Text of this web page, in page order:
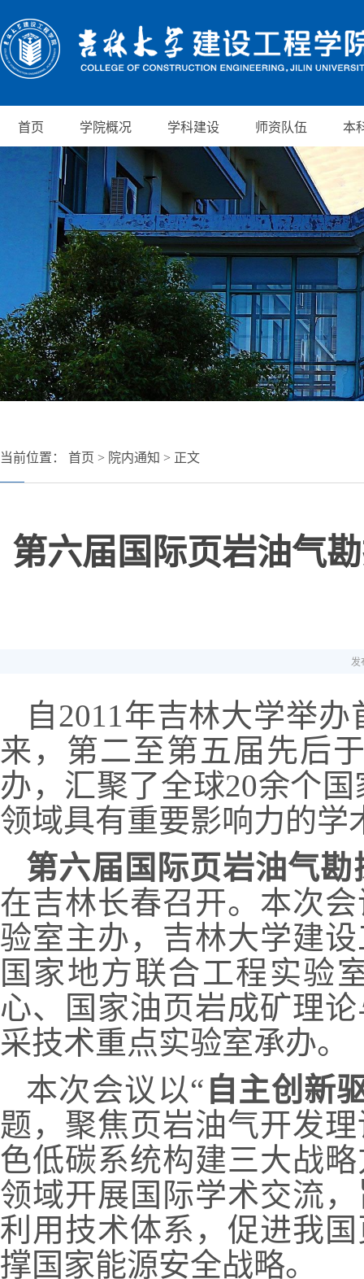
首页 学院概况 学科建设 师资队伍 本
当前位置： 首页 > 院内通知 > 正文
第六届国际页岩油气
发
自2011 年吉林大学举办
来，第二至第五届先后
办，汇聚了全球20余个
领域具有重要影响力的学
第六届国际页岩油气
在吉林长春召开。本次
验室主办，吉林大学建
国家地方联合工程实验
心、国家油页岩成矿理
采技术重点实验室承办。
本次会议以“ 自主创新
题，聚焦页岩油气开发
色低碳系统构建三大战
领域开展国际学术交流
利用技术体系，促进我
撑国家能源安全战略。